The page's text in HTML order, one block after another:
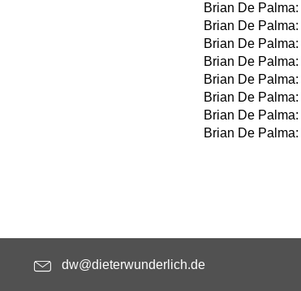
Brian De Palma:
Brian De Palma:
Brian De Palma:
Brian De Palma:
Brian De Palma:
Brian De Palma:
Brian De Palma:
Brian De Palma:
dw@dieterwunderlich.de